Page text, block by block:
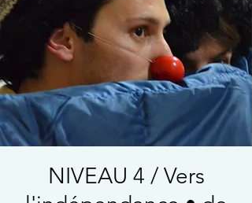
NIVEAU 4 / Vers